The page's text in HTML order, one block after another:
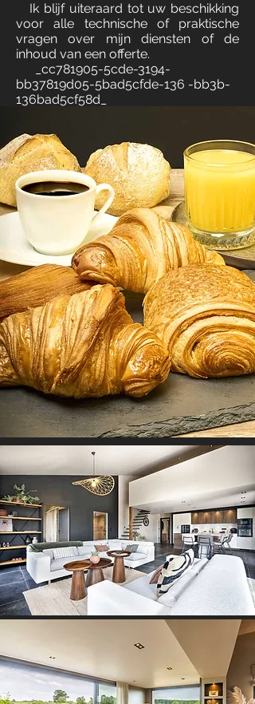
Ik blijf uiteraard tot uw beschikking
voor alle technische of praktische
vragen over mijn diensten of de
inhoud van een offerte.
_cc781905-5cde-3194-
bb37819d05-5bad5cfde-136 -bb3b-
136bad5cf58d_